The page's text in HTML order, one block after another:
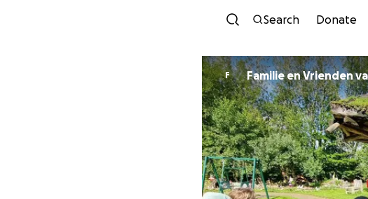
Search Donate
F Familie en Vrienden